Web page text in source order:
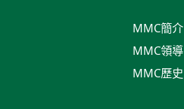
MMC簡介
MMC領導
MMC歷史